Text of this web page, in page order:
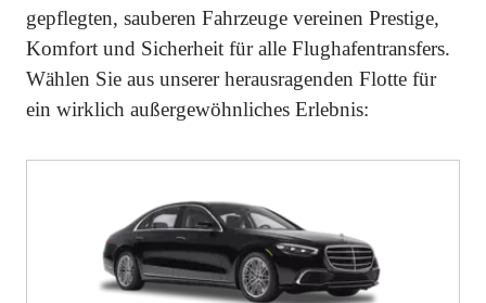
gepflegten, sauberen Fahrzeuge vereinen Prestige,
Komfort und Sicherheit für alle Flughafentransfers.
Wählen Sie aus unserer herausragenden Flotte für
ein wirklich außergewöhnliches Erlebnis: